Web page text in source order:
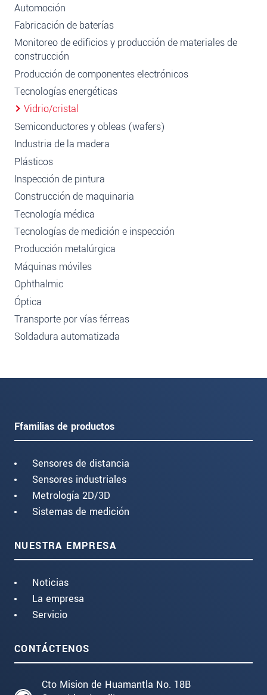
Automoción
Fabricación de baterías
Monitoreo de edificios y producción de materiales de
construcción
Producción de componentes electrónicos
Tecnologías energéticas
Vidrio/cristal
Semiconductores y obleas (wafers)
Industria de la madera
Plásticos
Inspección de pintura
Construcción de maquinaria
Tecnología médica
Tecnologías de medición e inspección
Producción metalúrgica
Máquinas móviles
Ophthalmic
Óptica
Transporte por vías férreas
Soldadura automatizada
Ffamilias de productos
Sensores de distancia
Sensores industriales
Metrología 2D/3D
Sistemas de medición
NUESTRA EMPRESA
Noticias
La empresa
Servicio
CONTÁCTENOS
Cto Mision de Huamantla No. 18B